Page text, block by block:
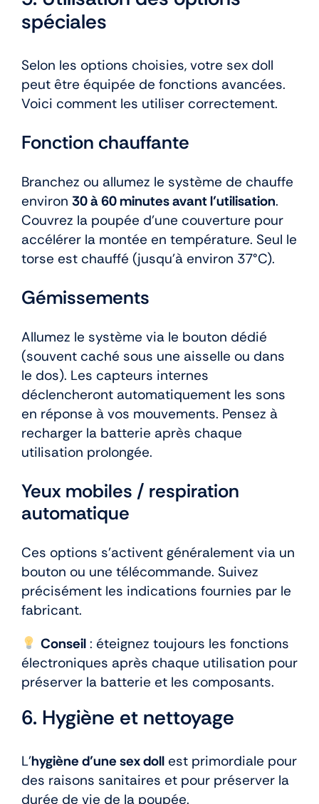
spéciales
Selon les options choisies, votre sex doll
peut être équipée de fonctions avancées.
Voici comment les utiliser correctement.
Fonction chauffante
Branchez ou allumez le système de chauffe
environ 30 à 60 minutes avant l’utilisation.
Couvrez la poupée d’une couverture pour
accélérer la montée en température. Seul le
torse est chauffé (jusqu’à environ 37°C).
Gémissements
Allumez le système via le bouton dédié
(souvent caché sous une aisselle ou dans
le dos). Les capteurs internes
déclencheront automatiquement les sons
en réponse à vos mouvements. Pensez à
recharger la batterie après chaque
utilisation prolongée.
Yeux mobiles / respiration
automatique
Ces options s’activent généralement via un
bouton ou une télécommande. Suivez
précisément les indications fournies par le
fabricant.
Conseil: éteignez toujours les fonctions
électroniques après chaque utilisation pour
préserver la batterie et les composants.
6. Hygiène et nettoyage
L’hygiène d’une sex doll est primordiale pour
des raisons sanitaires et pour préserver la
durée de vie de la poupée.